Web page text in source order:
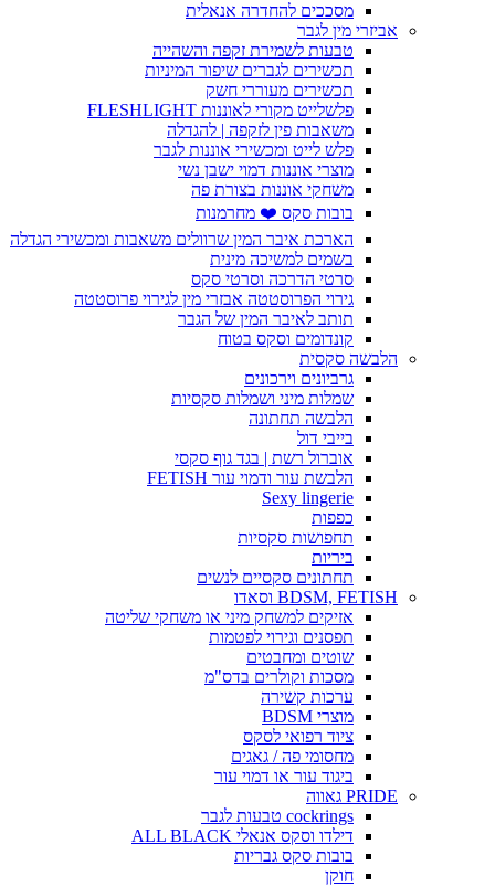
מסככים להחדרה אנאלית
אביזרי מין לגבר
טבעות לשמירת זקפה והשהייה
תכשירים לגברים שיפור המיניות
תכשירים מעוררי חשק
פלשלייט מקורי לאוננות FLESHLIGHT
משאבות פין לזקפה | להגדלה
פלש לייט ומכשירי אוננות לגבר
מוצרי אוננות דמוי ישבן נשי
משחקי אוננות בצורת פה
בובות סקס ❤️ מחרמנות
הארכת איבר המין שרוולים משאבות ומכשירי הגדלה
בשמים למשיכה מינית
סרטי הדרכה וסרטי סקס
גירוי הפרוסטטה אבזרי מין לגירוי פרוסטטה
תותב לאיבר המין של הגבר
קונדומים וסקס בטוח
הלבשה סקסית
גרביונים וירכונים
שמלות מיני ושמלות סקסיות
הלבשה תחתונה
בייבי דול
אוברול רשת | בגד גוף סקסי
הלבשת עור ודמוי עור FETISH
Sexy lingerie
כפפות
תחפושות סקסיות
ביריות
תחתונים סקסיים לנשים
BDSM, FETISH וסאדו
אזיקים למשחק מיני או משחקי שליטה
תפסנים וגירוי לפטמות
שוטים ומחבטים
מסכות וקולרים בדס"מ
ערכות קשירה
מוצרי BDSM
ציוד רפואי לסקס
מחסומי פה / גאגים
ביגוד עור או דמוי עור
PRIDE גאווה
cockrings טבעות לגבר
דילדו וסקס אנאלי ALL BLACK
בובות סקס גבריות
חוקן